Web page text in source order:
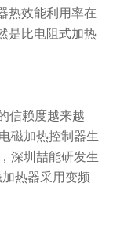
热效能利用率在
是比电阻式加热
信赖度越来越
磁加热控制器生
深圳喆能研发生
热器采用变频